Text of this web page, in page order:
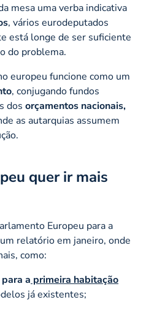
mesa uma verba indicativa
, vários eurodeputados
está longe de ser suficiente
do problema.
europeu funcione como um
, conjugando fundos
dos orçamentos nacionais,
as autarquias assumem
quer ir mais
Europeu para a
relatório em janeiro, onde
como:
a primeira habitação
já existentes;